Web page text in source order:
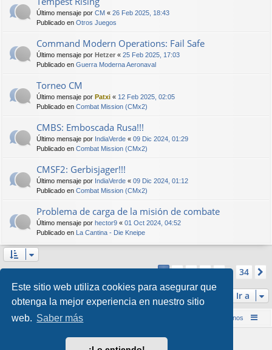
Este sitio web utiliza cookies para asegurar que
obtenga la mejor experiencia en nuestro sitio
web. Saber más
Último mensaje por CM « 26 Feb 2025, 18:43
Publicado en Otros Juegos
Command Modern Operations: Fail Safe
Último mensaje por Hetzer « 25 Feb 2025, 17:03
Publicado en Guerra Moderna Aeronaval
Torneo CM
Último mensaje por Patxi « 12 Feb 2025, 02:05
Publicado en Combat Mission (CMx2)
CMBS: Emboscada Rusa!!!
Último mensaje por IndiaVerde « 09 Dic 2024, 01:29
Publicado en Combat Mission (CMx2)
CMSF2: Gerbisjager!!!
Último mensaje por IndiaVerde « 09 Dic 2024, 01:12
Publicado en Combat Mission (CMx2)
Problema de carga de la misión de combate
Último mensaje por hector9 « 01 Oct 2024, 04:52
Publicado en La Cantina - Die Kneipe
Página1de34
1 2 3 4 5 … 34
Ir a
Inicio (Web) Foro Punta de Lanza Wargames Contáctenos
Desarrollado porphpBB® Forum Software © phpBB Limited